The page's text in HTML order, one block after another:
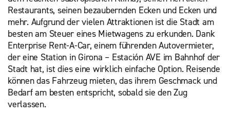
Restaurants, seinen bezaubernden Ecken und Ecken und
mehr. Aufgrund der vielen Attraktionen ist die Stadt am
besten am Steuer eines Mietwagens zu erkunden. Dank
Enterprise Rent-A-Car, einem führenden Autovermieter,
der eine Station in Girona – Estación AVE im Bahnhof der
Stadt hat, ist dies eine wirklich einfache Option. Reisende
können das Fahrzeug mieten, das ihrem Geschmack und
Bedarf am besten entspricht, sobald sie den Zug
verlassen.